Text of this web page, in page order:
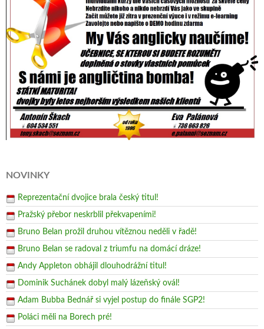
NOVINKY
Reprezentační dvojice brala český titul!
Pražský přebor neskrblil překvapeními!
Bruno Belan prožil druhou vítěznou neděli v řadě!
Bruno Belan se radoval z triumfu na domácí dráze!
Andy Appleton obhájil dlouhodrážní titul!
Dominik Suchánek dobyl malý lázeňský ovál!
Adam Bubba Bednář si vyjel postup do finále SGP2!
Poláci měli na Borech pré!